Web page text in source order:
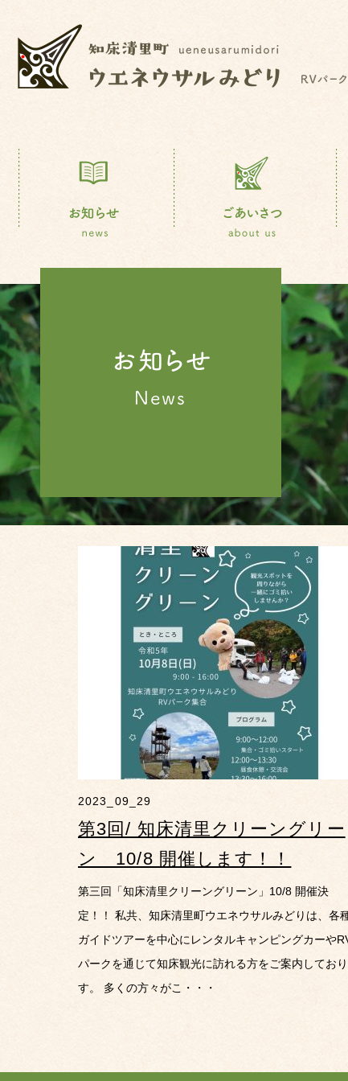
2023_09_29
第3回/ 知床清里クリーングリー
ン 10/8 開催します！！
第三回「知床清里クリーングリーン」10/8 開催決
定！！ 私共、知床清里町ウエネウサルみどりは、各
ガイドツアーを中心にレンタルキャンピングカーや
パークを通じて知床観光に訪れる方をご案内しており
す。 多くの方々がこ・・・